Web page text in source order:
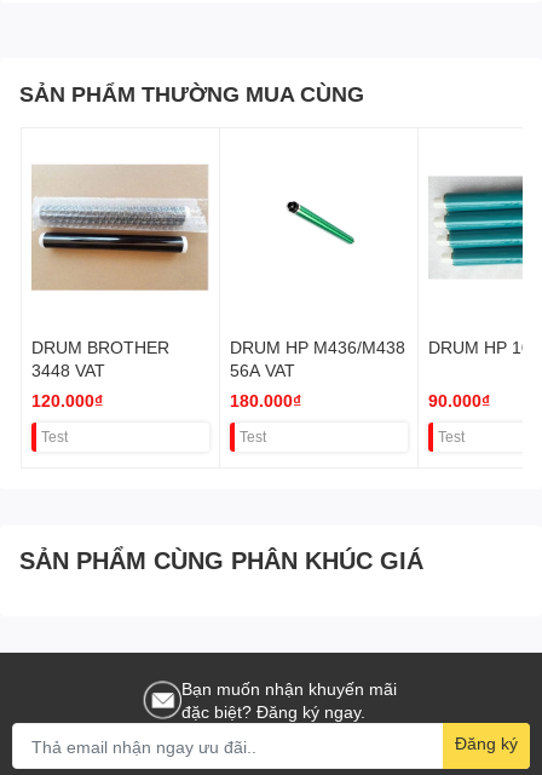
SẢN PHẨM THƯỜNG MUA CÙNG
DRUM BROTHER
3448 VAT
120.000₫
Test
DRUM HP M436/M438
56A VAT
180.000₫
Test
DRUM HP
90.000₫
Test
SẢN PHẨM CÙNG PHÂN KHÚC GIÁ
Bạn muốn nhận khuyến mãi
đặc biệt? Đăng ký ngay.
Đăng ký